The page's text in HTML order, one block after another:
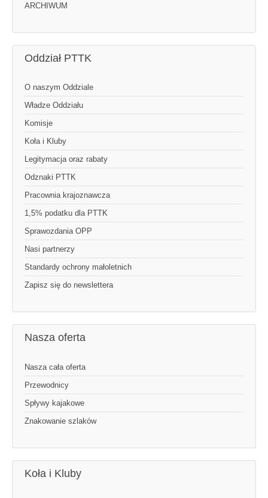
ARCHIWUM
Oddział PTTK
O naszym Oddziale
Władze Oddziału
Komisje
Koła i Kluby
Legitymacja oraz rabaty
Odznaki PTTK
Pracownia krajoznawcza
1,5% podatku dla PTTK
Sprawozdania OPP
Nasi partnerzy
Standardy ochrony małoletnich
Zapisz się do newslettera
Nasza oferta
Nasza cała oferta
Przewodnicy
Spływy kajakowe
Znakowanie szlaków
Koła i Kluby